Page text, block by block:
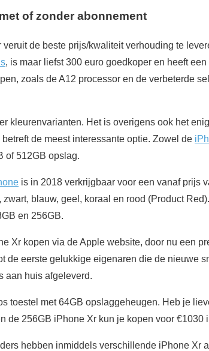
of zonder abonnement
de beste prijs/kwaliteit verhouding te
, is maar liefst 300 euro goedkoper en heeft
zoals de A12 processor en de verbeterde
kleurenvarianten. Het is overigens ook het
de meest interessante optie. Zowel de
of 512GB opslag.
is in 2018 verkrijgbaar voor een vanaf prijs
blauw, geel, koraal en rood (Product
en 256GB.
Xr kopen via de Apple website, door nu een
de eerste gelukkige eigenaren die de nieuwe
aan huis afgeleverd.
toestel met 64GB opslaggeheugen. Heb je
de 256GB iPhone Xr kun je kopen voor €1030
hebben inmiddels verschillende iPhone Xr